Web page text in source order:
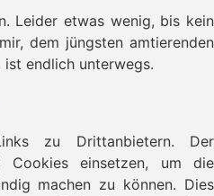
Leider etwas wenig, bis kein
dem jüngsten amtierenden
ist endlich unterwegs.
zu Drittanbietern. Der
Cookies einsetzen, um die
machen zu können. Dies